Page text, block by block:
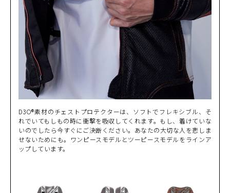
D3O®素材のチェストプロテクターは、ソフトでフレキシブル、そ
れでいてもしもの時に衝撃を吸収してくれます。もし、着けていな
いのでしたら今すぐにご決断ください。あなたの大切な人を悲しま
せないためにも。ワンピースモデルとツーピースモデルをラインア
ップしています。